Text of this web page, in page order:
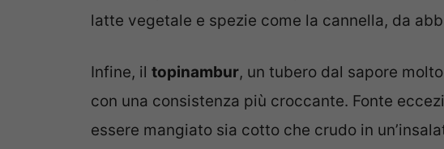
latte vegetale e spezie come la cannella, da
Infine, il topinambur, un tubero dal sapore
con una consistenza più croccante. Fonte
essere mangiato sia cotto che crudo in